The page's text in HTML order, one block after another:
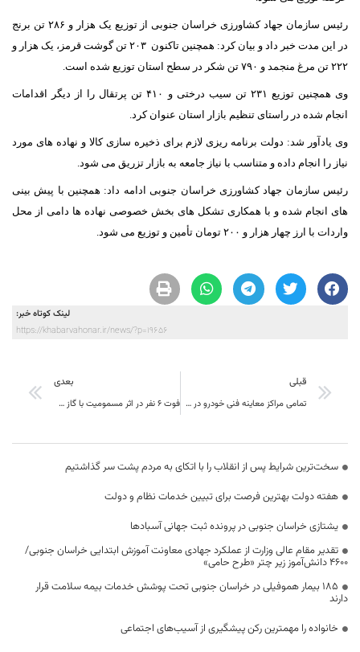
رئیس سازمان جهاد کشاورزی خراسان جنوبی از توزیع یک هزار و ۲۸۶ تن برنج
در این مدت خبر داد و بیان کرد: همچنین تاکنون ۲۰۳ تن گوشت قرمز، یک هزار و
۲۲۲ تن مرغ منجمد و ۷۹۰ تن شکر در سطح استان توزیع شده است.
وی همچنین توزیع ۲۳۱ تن سیب درختی و ۴۱۰ تن پرتقال را از دیگر اقدامات
انجام شده در راستای تنظیم بازار استان عنوان کرد.
وی یادآور شد: دولت برنامه ریزی لازم برای ذخیره سازی کالا و نهاده های مورد
نیاز را انجام داده و متناسب با نیاز جامعه به بازار تزریق می شود.
رئیس سازمان جهاد کشاورزی خراسان جنوبی ادامه داد: همچنین با پیش بینی
های انجام شده و با همکاری تشکل های بخش خصوصی نهاده ها دامی از محل
واردات با ارز چهار هزار و ۲۰۰ تومان تأمین و توزیع می شود.
لینک کوتاه خبر:
https://khabarvahonar.ir/news/?p=19656
قبلی
تمامی مراکز معاینه فنی خودرو در خراسان جنوبی ارزیابی می شوند
بعدی
فوت ۶ نفر در اثر مسمومیت با گاز co در خراسان جنوبی
سخت‌ترین شرایط پس از انقلاب را با اتکای به مردم پشت سر گذاشتیم
هفته دولت بهترین فرصت برای تبیین خدمات نظام و دولت
یشتازی خراسان جنوبی در پرونده ثبت جهانی آسبادها
تقدیر مقام عالی وزارت از عملکرد جهادی معاونت آموزش ابتدایی خراسان جنوبی/
۴۶۰۰ دانش‌آموز زیر چتر «طرح حامی»
۱۸۵ بیمار هموفیلی در خراسان جنوبی تحت پوشش خدمات بیمه سلامت قرار
دارند
خانواده را مهمترین رکن پیشگیری از آسیب‌های اجتماعی